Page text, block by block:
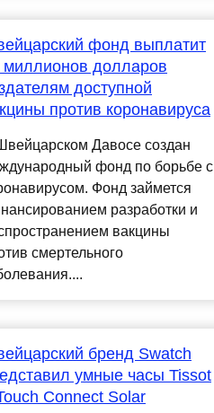
фонд выплатит
миллионов долларов
доступной
против коронавируса
Давосе создан
фонд по борьбе с
Фонд займется
разработки и
вакцины
смертельного
бренд Swatch
умные часы Tissot
Connect Solar